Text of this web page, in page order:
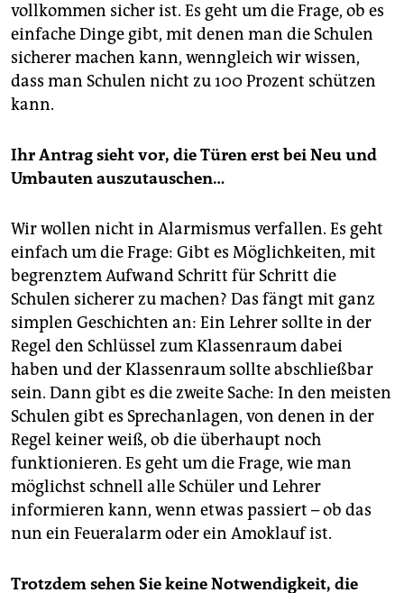
vollkommen sicher ist. Es geht um die Frage, ob es
einfache Dinge gibt, mit denen man die Schulen
sicherer machen kann, wenngleich wir wissen,
dass man Schulen nicht zu 100 Prozent schützen
kann.
Ihr Antrag sieht vor, die Türen erst bei Neu und
Umbauten auszutauschen…
Wir wollen nicht in Alarmismus verfallen. Es geht
einfach um die Frage: Gibt es Möglichkeiten, mit
begrenztem Aufwand Schritt für Schritt die
Schulen sicherer zu machen? Das fängt mit ganz
simplen Geschichten an: Ein Lehrer sollte in der
Regel den Schlüssel zum Klassenraum dabei
haben und der Klassenraum sollte abschließbar
sein. Dann gibt es die zweite Sache: In den meisten
Schulen gibt es Sprechanlagen, von denen in der
Regel keiner weiß, ob die überhaupt noch
funktionieren. Es geht um die Frage, wie man
möglichst schnell alle Schüler und Lehrer
informieren kann, wenn etwas passiert – ob das
nun ein Feueralarm oder ein Amoklauf ist.
Trotzdem sehen Sie keine Notwendigkeit, die